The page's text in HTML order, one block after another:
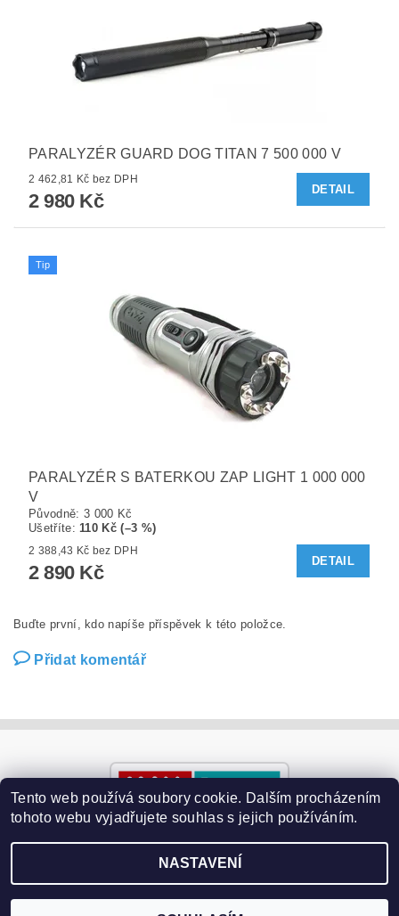
PARALYZÉR GUARD DOG TITAN 7 500 000 V
2 462,81 Kč bez DPH
2 980 Kč
DETAIL
Tip
PARALYZÉR S BATERKOU ZAP LIGHT 1 000 000
V
Původně: 3 000 Kč
Ušetříte:110 Kč (–3 %)
2 388,43 Kč bez DPH
2 890 Kč
DETAIL
Buďte první, kdo napíše příspěvek k této položce.
Přidat komentář
2026 ©Paralyzery-vychytavky.cz, všechna práva vyhrazena
Tento web používá soubory cookie. Dalším procházením
tohoto webu vyjadřujete souhlas s jejich používáním.
NASTAVENÍ